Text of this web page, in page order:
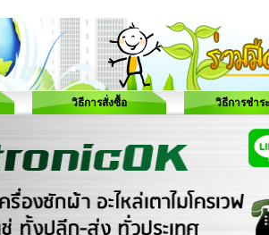
วิธีการสั่งซื้อ วิธีการชำร